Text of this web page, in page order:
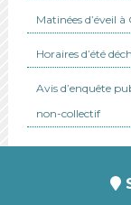
Matinées d’éveil à
Horaires d’été
Avis d’enquête
non-collectif